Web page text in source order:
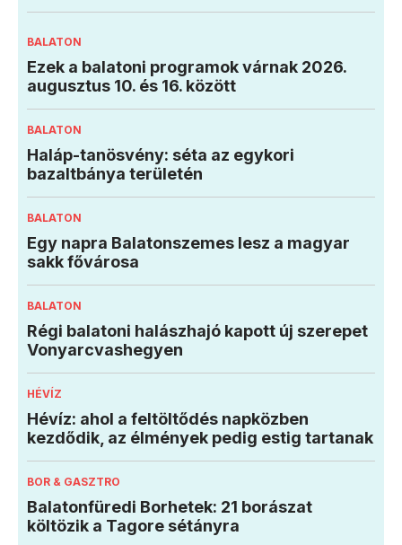
BALATON
Ezek a balatoni programok várnak 2026.
augusztus 10. és 16. között
BALATON
Haláp-tanösvény: séta az egykori
bazaltbánya területén
BALATON
Egy napra Balatonszemes lesz a magyar
sakk fővárosa
BALATON
Régi balatoni halászhajó kapott új szerepet
Vonyarcvashegyen
HÉVÍZ
Hévíz: ahol a feltöltődés napközben
kezdődik, az élmények pedig estig tartanak
BOR & GASZTRO
Balatonfüredi Borhetek: 21 borászat
költözik a Tagore sétányra